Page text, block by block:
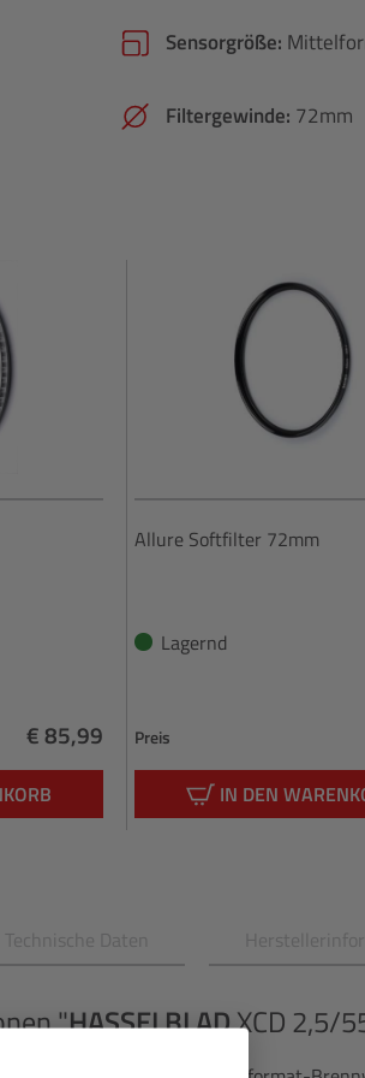
Sensorgröße:
Filtergewinde: 72mm
Regulärer Preis:
€ 85,99
Allure Softfilter 72mm
Lagernd
Preis
IN DEN
Technische Daten
"HASSELBLADXCD 2,5/